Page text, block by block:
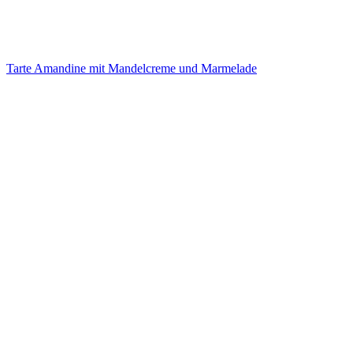
Tarte Amandine mit Mandelcreme und Marmelade